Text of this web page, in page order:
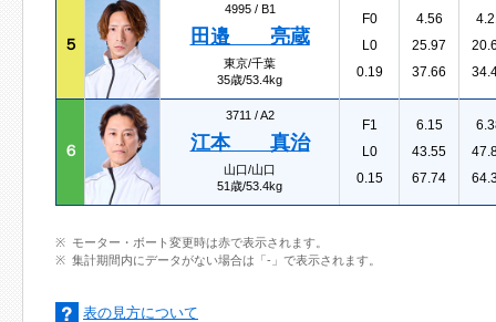
５
4995 / B1
田邉 亮蔵
東京/千葉
35歳/53.4kg
F0
L0
0.19
4.56
25.97
37.66
６
3711 /A2
江本 真治
山口/山口
51歳/53.4kg
F1
L0
0.15
6.15
43.55
67.74
モーター・ボート変更時は赤で表示されます。
集計期間内にデータがない場合は「-」で表示されます。
表の見方について